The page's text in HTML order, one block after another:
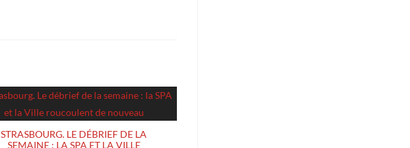
STRASBOURG. LE DÉBRIEF DE LA
SEMAINE : LA SPA ET LA VILLE